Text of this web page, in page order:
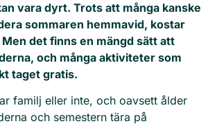
vara dyrt. Trots att många kanske
sommaren hemmavid, kostar
det finns en mängd sätt att
och många aktiviteter som
taget gratis.
familj eller inte, och oavsett ålder
och semestern tära på